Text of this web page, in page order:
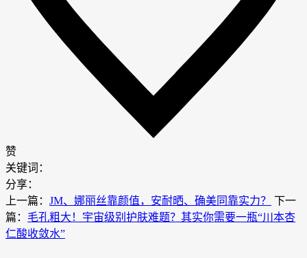
赞
关键词：
分享：
上一篇： JM、娜丽丝靠颜值，安耐晒、确美同靠实力？
下一
篇： 毛孔粗大！宇宙级别护肤难题？其实你需要一瓶“川本杏
仁酸收敛水”